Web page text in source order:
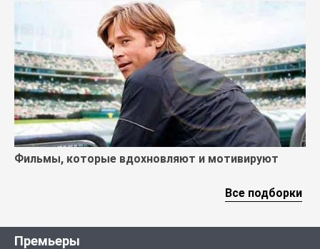
Фильмы, которые вдохновляют и мотивируют
Все подборки
Премьеры